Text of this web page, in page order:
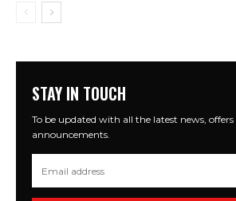
STAY IN TOUCH
To be updated with all the latest news, offers
announcements.